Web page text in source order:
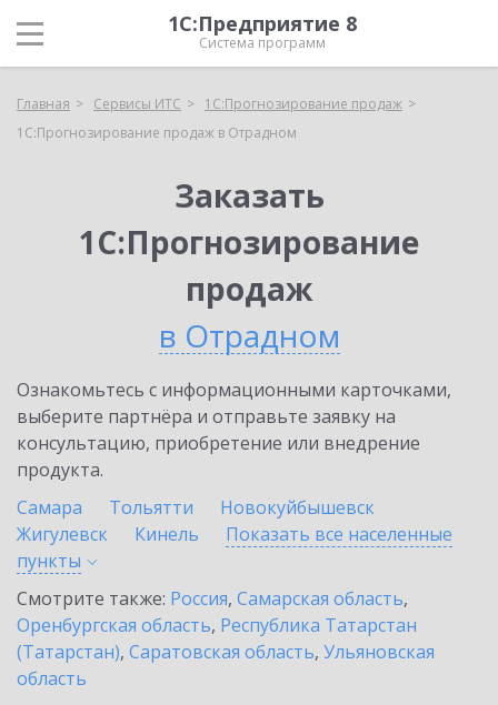
1С:Предприятие 8
Система программ
Главная Сервисы ИТС
1С:Прогнозирование продаж
1С:Прогнозирование продаж в Отрадном
Заказать
1С:Прогнозирование
продаж
в Отрадном
Ознакомьтесь с информационными карточками,
выберите партнёра и отправьте заявку на
консультацию, приобретение или внедрение
продукта.
Самара
Тольятти
Новокуйбышевск
Жигулевск
Кинель
Показать все населенные
пункты
Смотрите также: Россия, Самарская область,
Оренбургская область, Республика Татарстан
(Татарстан), Саратовская область, Ульяновская
область